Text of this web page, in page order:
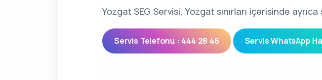
Yozgat SEG Servisi, Yozgat sınırları içerisinde
Servis Telefonu : 444 28 46 Servis WhatsApp